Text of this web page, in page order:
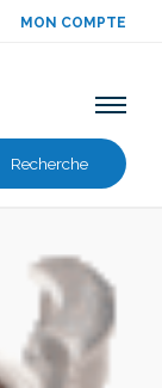
MON COMPTE
Recherche